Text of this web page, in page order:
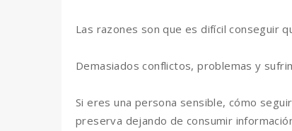
Las razones son que es difícil conseguir
Demasiados conflictos, problemas y
Si eres una persona sensible, cómo
preserva dejando de consumir